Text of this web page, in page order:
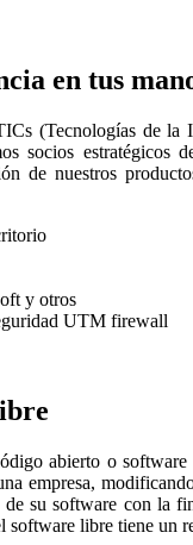
en tus
(Tecnologías de
socios estratégicos
de nuestros
y otros
UTM firewall
abierto o
empresa,
su software con la
software libre tiene un